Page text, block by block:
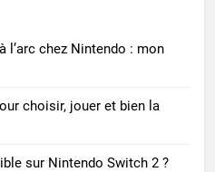
l’arc chez Nintendo : mon
choisir, jouer et bien la
sur Nintendo Switch 2 ?